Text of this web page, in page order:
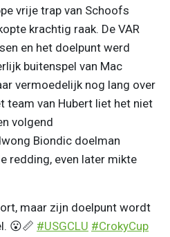
vrije trap van Schoofs
krachtig raak. De VAR
en het doelpunt werd
buitenspel van Mac
vermoedelijk nog lang over
team van Hubert liet het niet
volgend
Biondic doelman
redding, even later mikte
maar zijn doelpunt wordt
😮📏 #USGCLU #CrokyCup